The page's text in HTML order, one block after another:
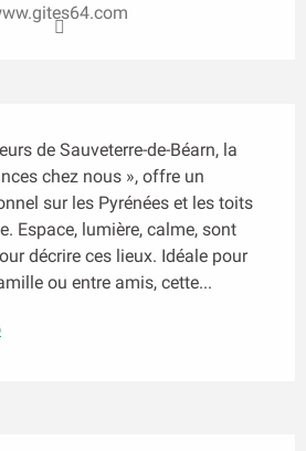
de Sauveterre-de-Béarn, la
chez nous », offre un
sur les Pyrénées et les toits
Espace, lumière, calme, sont
décrire ces lieux. Idéale pour
ou entre amis, cette...